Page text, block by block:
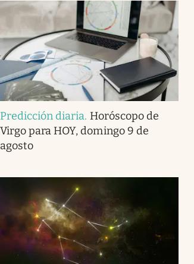
Predicción diaria. Horóscopo de
Virgo para HOY, domingo 9 de
agosto